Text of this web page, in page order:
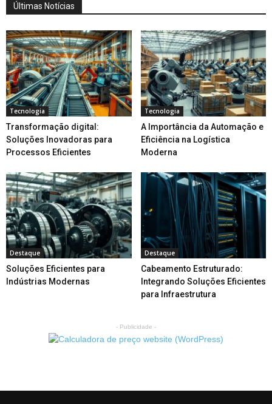
Últimas Notícias
Tecnologia
Transformação digital:
Soluções Inovadoras para
Processos Eficientes
Tecnologia
A Importância da Automação e
Eficiência na Logística
Moderna
Destaque
Soluções Eficientes para
Indústrias Modernas
Destaque
Cabeamento Estruturado:
Integrando Soluções Eficientes
para Infraestrutura
- Publicidade -